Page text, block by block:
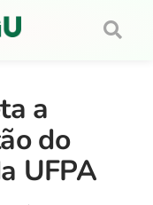
a
do
UFPA